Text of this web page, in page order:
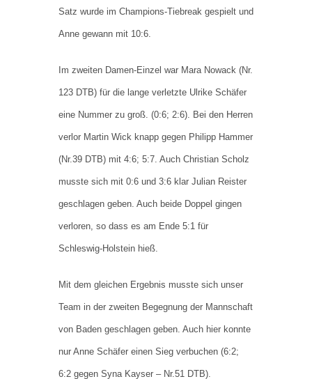
Satz wurde im Champions-Tiebreak gespielt und
Anne gewann mit 10:6.
Im zweiten Damen-Einzel war Mara Nowack (Nr.
123 DTB) für die lange verletzte Ulrike Schäfer
eine Nummer zu groß. (0:6; 2:6). Bei den Herren
verlor Martin Wick knapp gegen Philipp Hammer
(Nr.39 DTB) mit 4:6; 5:7. Auch Christian Scholz
musste sich mit 0:6 und 3:6 klar Julian Reister
geschlagen geben. Auch beide Doppel gingen
verloren, so dass es am Ende 5:1 für
Schleswig-Holstein hieß.
Mit dem gleichen Ergebnis musste sich unser
Team in der zweiten Begegnung der Mannschaft
von Baden geschlagen geben. Auch hier konnte
nur Anne Schäfer einen Sieg verbuchen (6:2;
6:2 gegen Syna Kayser – Nr.51 DTB).